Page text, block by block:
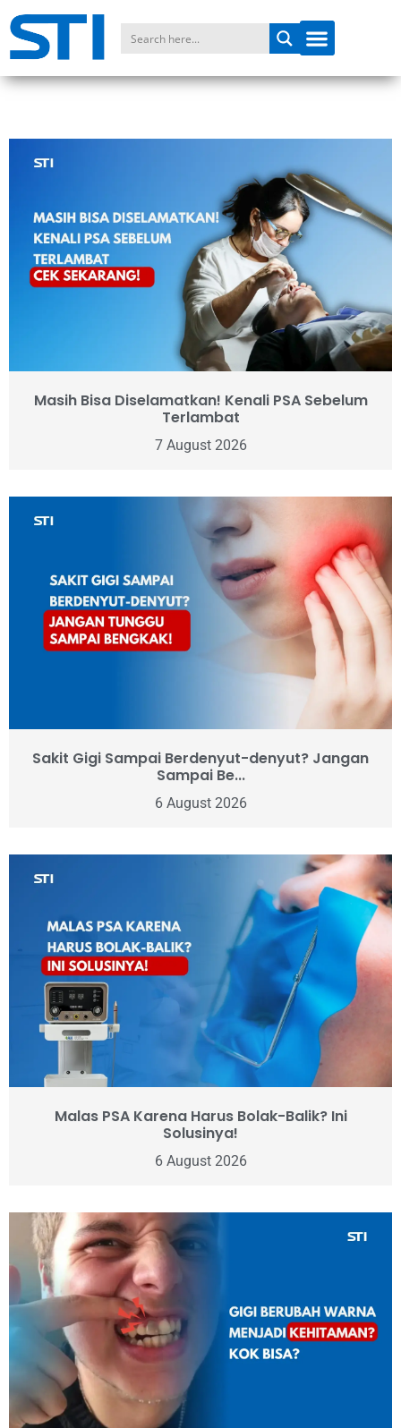
Masih Bisa Diselamatkan! Kenali PSA Sebelum
Terlambat
7 August 2026
Sakit Gigi Sampai Berdenyut-denyut? Jangan
Sampai Be...
6 August 2026
Malas PSA Karena Harus Bolak-Balik? Ini
Solusinya!
6 August 2026